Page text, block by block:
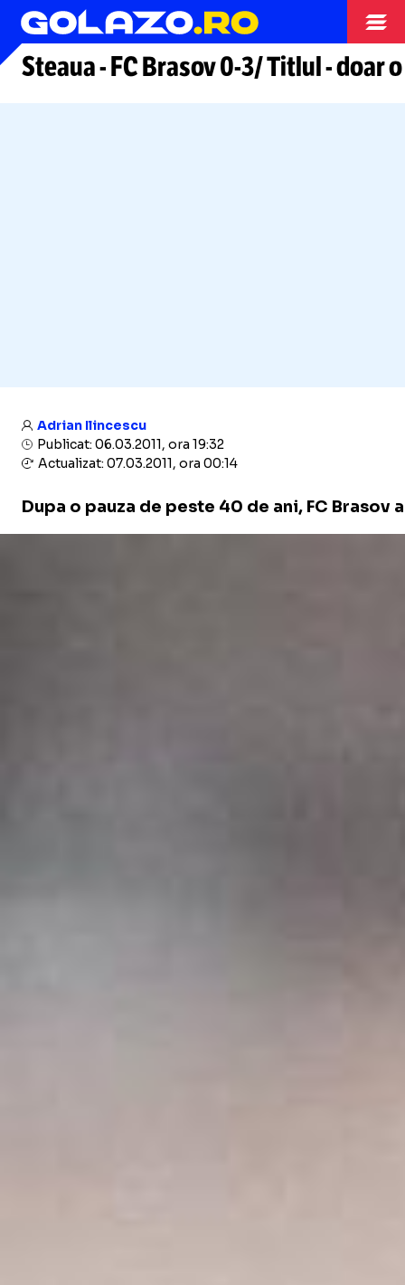
Arhiva fotbal
Steaua-FC Brasov0-3/Titlul-doar
Adrian Ilincescu
Publicat: 06.03.2011, ora 19:32
Actualizat: 07.03.2011, ora 00:14
Dupa o pauza de peste 40 de ani, FC